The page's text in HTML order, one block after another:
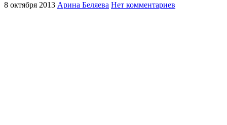
8 октября 2013 Арина Беляева Нет комментариев